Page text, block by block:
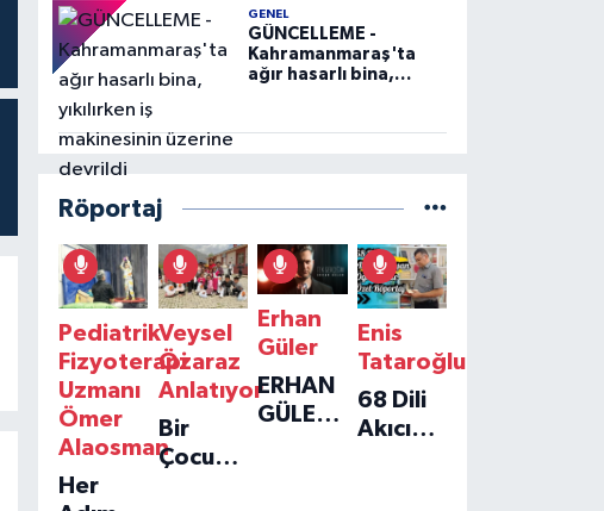
GENEL
GÜNCELLEME -
Kahramanmaraş'ta
ağır hasarlı bina,
devrildi
Röportaj
Pediatrik
Fizyoterapi
Uzmanı
Ömer
Alaosman
Her
Veysel
Özaraz
Anlatıyor
Bir
Çocuğun
Erhan
Güler
ERHAN
GÜLER'IN
Enis
Tataroğlu
68 Dili
Akıcı